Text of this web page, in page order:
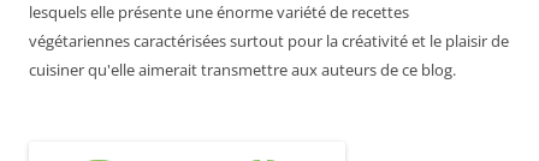
lesquels elle présente une énorme variété de recettes
végétariennes caractérisées surtout pour la créativité et le plaisir de
cuisiner qu'elle aimerait transmettre aux auteurs de ce blog.